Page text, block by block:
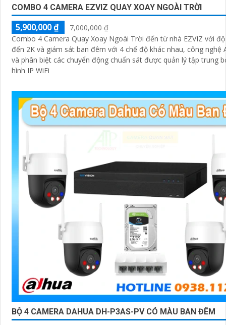
COMBO 4 CAMERA EZVIZ QUAY XOAY NGOÀI TRỜI
5,900,000 ₫
7,000,000 ₫
Combo 4 Camera Quay Xoay Ngoài Trời đến từ nhà EZVIZ với
đến 2K và giám sát ban đêm với 4 chế độ khác nhau, công nghệ
và phân biệt các chuyển động chuẩn sát được quản lý tập trung
hình IP WiFi
BỘ 4 CAMERA DAHUA DH-P3AS-PV CÓ MÀU BAN ĐÊM